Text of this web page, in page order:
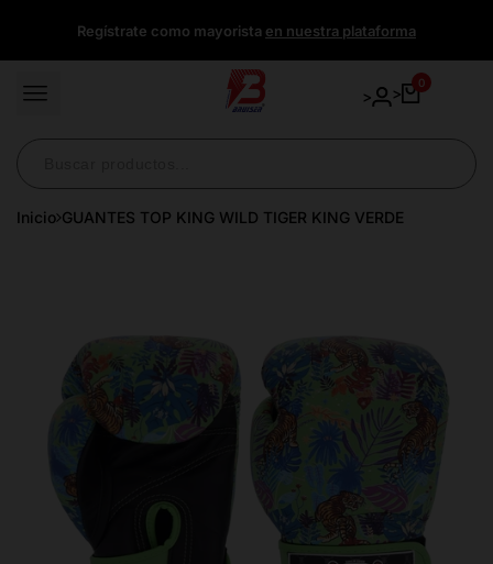
Regístrate como mayorista en nuestra plataforma
> >
0
Inicio GUANTES TOP KING WILD TIGER KING VERDE
directamente
al
contenido